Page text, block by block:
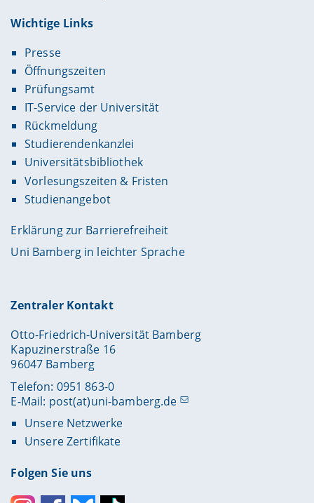
Wichtige Links
Presse
Öffnungszeiten
Prüfungsamt
IT-Service der Universität
Rückmeldung
Studierendenkanzlei
Universitätsbibliothek
Vorlesungszeiten & Fristen
Studienangebot
Erklärung zur Barrierefreiheit
Uni Bamberg in leichter Sprache
Zentraler Kontakt
Otto-Friedrich-Universität Bamberg
Kapuzinerstraße 16
96047 Bamberg
Telefon: 0951 863-0
E-Mail: post(at)uni-bamberg.de
Unsere Netzwerke
Unsere Zertifikate
Folgen Sie uns